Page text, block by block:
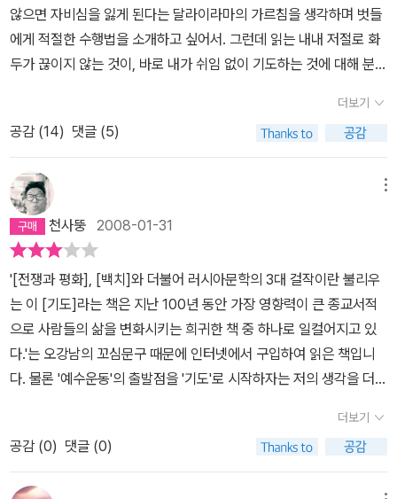
않으면 자비심을 잃게 된다는 달라이라마의 가르침을 생각하며 벗들
에게 적절한 수행법을 소개하고 싶어서. 그런데 읽는 내내 저절로 화
두가 끊이지 않는 것이, 바로 내가 쉬임 없이 기도하는 것에 대해 분명
도, 제게 자비를 베푸소서'라는 구절을 쉬지 않고 반복한다. 반복하는
동안 이는 좋은 생각, 혹은 나쁜 생각들을 밀어낸다. 구름은 길을 터주
지 않으면 사라진다. 생각들이 사라지고 점점 분명해지는 기도...예수
와의 교감을 느끼게 된다. 옮긴 이의 말대로 염불수행을 떠올리게 하
는 대목이다. 모든 기도는 부질없는 생각과 걱정을 사라지게 하나 보
다. 그것들을 우리에게서 떼어놓기만 해도 저절로 근원과 닿게 하나
보다. '항상 기뻐하십시오. 끊임없이 기도하십시오. 모든 일에 감사하
십시오. 이것이 그리스도 예수 안에서 여러분에게 바라시는 하나님의
뜻입니다'(데살로니가 전서 5:16-18/표준새번역)순례자가 수행한
것은 바로 이 말씀을 실천하는 것이다. 나 역시 앓아 누워 있을 때 이
구절을 만났다. 항상 기뻐하고 모든 일에 감사하는 것은 마음대로 되
질 않는다. 그것이 저절로 되게 만드는 것이 쉬임없는 기도임을 깨달
았다. 그렇다면 어떻게 쉬임없이 기도할 수 있을까...그러다 송담 스님
께 화두를 타게 되었다. 책을 읽는 내내 이 수행을 했던 순례자를 생각
은 우연히 그와 마주친 것이 아니다. 그가 헤매며 이해하고자 했던 그
더보기
공감 (14) 댓글 (5)
천사뚱 2008-01-31
'[전쟁과 평화], [백치]와 더불어 러시아문학의 3대 걸작이란 불리우
는 이 [기도]라는 책은 지난 100년 동안 가장 영향력이 큰 종교서적
으로 사람들의 삶을 변화시키는 희귀한 책 중 하나로 일컬어지고 있
다.'는 오강남의 꼬심문구 때문에 인터넷에서 구입하여 읽은 책입니
다. 물론 '예수운동'의 출발점을 '기도'로 시작하자는 저의 생각을 더욱
시아의 한 청년이 바울의 쉬지 말고 기도하라는 말에 필이 꽂혀 어떻
게 하면 쉬지 않고 기도할 수 있을지를 물으면서 다니다가, '예수의 기
도' - '주 예수 그리스도, 제게 자비를 베푸소서' - 를 만나게 되고, 그
더보기
공감 (0) 댓글 (0)